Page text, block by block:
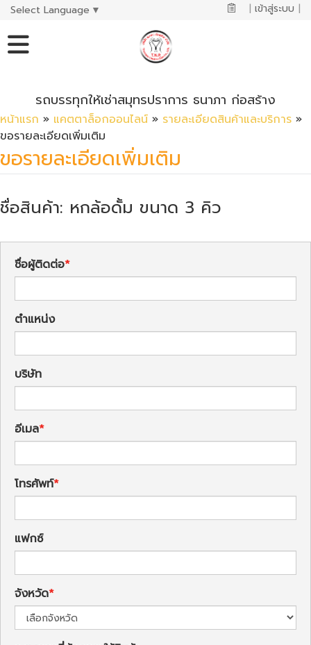
Select Language ▼ | เข้าสู่ระบบ |
รถบรรทุกให้เช่าสมุทรปราการ ธนาภา ก่อสร้าง
หน้าแรก » แคตตาล็อกออนไลน์ » รายละเอียดสินค้าและบริการ »
ขอรายละเอียดเพิ่มเติม
ขอรายละเอียดเพิ่มเติม
ชื่อสินค้า: หกล้อดั้ม ขนาด 3 คิว
ชื่อผู้ติดต่อ
ตำแหน่ง
บริษัท
อีเมล
โทรศัพท์
แฟกซ์
จังหวัด